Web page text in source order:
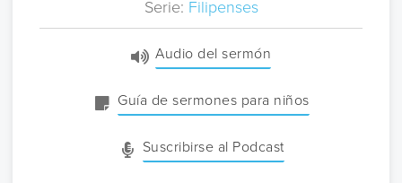
Serie: Filipenses
Audio del sermón
Guía de sermones para niños
Suscribirse al Podcast